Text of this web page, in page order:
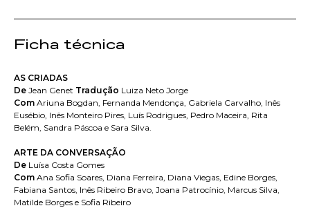
Ficha técnica
AS CRIADAS
De Jean Genet Tradução Luiza Neto Jorge
Com Ariuna Bogdan, Fernanda Mendonça, Gabriela Carvalho, Inês
Eusébio, Inês Monteiro Pires, Luís Rodrigues, Pedro Maceira, Rita
Belém, Sandra Páscoa e Sara Silva.
ARTE DA CONVERSAÇÃO
De Luísa Costa Gomes
Com Ana Sofia Soares, Diana Ferreira, Diana Viegas, Edine Borges,
Fabiana Santos, Inês Ribeiro Bravo, Joana Patrocínio, Marcus Silva,
Matilde Borges e Sofia Ribeiro